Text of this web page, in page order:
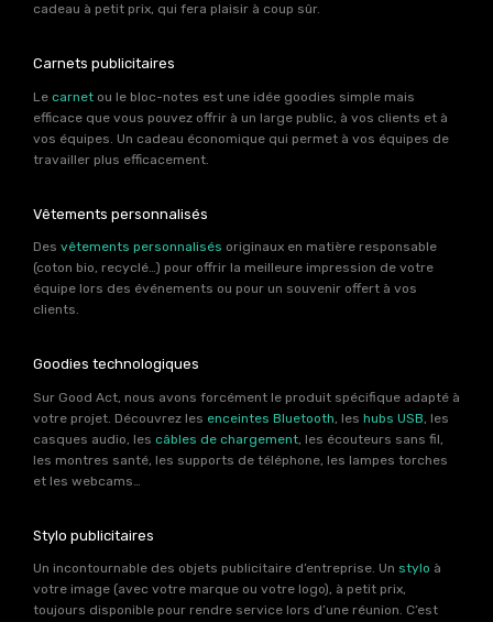
cadeau à petit prix, qui fera plaisir à coup sûr.
Carnets publicitaires
Le carnet ou le bloc-notes est une idée goodies simple mais
efficace que vous pouvez offrir à un large public, à vos clients et à
vos équipes. Un cadeau économique qui permet à vos équipes de
travailler plus efficacement.
Vêtements personnalisés
Des vêtements personnalisés originaux en matière responsable
(coton bio, recyclé…) pour offrir la meilleure impression de votre
équipe lors des événements ou pour un souvenir offert à vos
clients.
Goodies technologiques
Sur Good Act, nous avons forcément le produit spécifique adapté à
votre projet. Découvrez les enceintes Bluetooth , les hubs USB , les
casques audio, les câbles de chargement , les écouteurs sans fil,
les montres santé, les supports de téléphone, les lampes torches
et les webcams…
Stylo publicitaires
Un incontournable des objets publicitaire d’entreprise. Un stylo à
votre image (avec votre marque ou votre logo), à petit prix,
toujours disponible pour rendre service lors d’une réunion. C’est